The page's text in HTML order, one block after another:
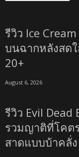
รีวิว Ice
บนฉากหลังสด
20+
August 6, 2026
รีวิว Evil Dead
รวมญาติที่โคต
สาดแบบบ้าคลั่